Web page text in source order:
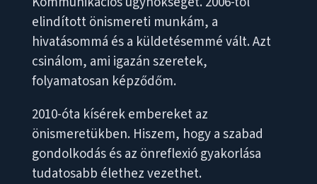
elindított önismereti munkám, a
hivatásommá és a küldetésemmé vált. Azt
csinálom, ami igazán szeretek,
folyamatosan képződőm.
2010-óta kísérek embereket az
önismeretükben. Hiszem, hogy a szabad
gondolkodás és az önreflexió gyakorlása
tudatosabb élethez vezethet.